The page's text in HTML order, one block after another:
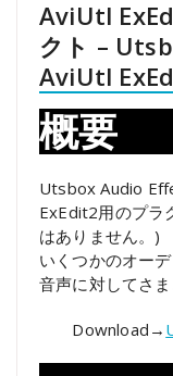
AviUtl
クト –
AviUtl
概要
Utsbox Audio
ExEdit2用のプラ
はありません。)
いくつかのオー
音声に対してさ
Download→